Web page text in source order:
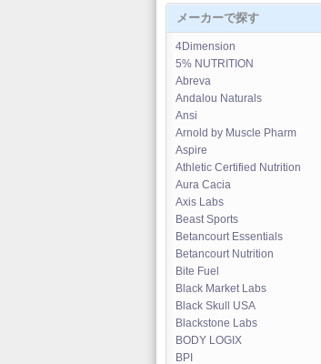
メーカーで探す
4Dimension
5% NUTRITION
Abreva
Andalou Naturals
Ansi
Arnold by Muscle Pharm
Aspire
Athletic Certified Nutrition
Aura Cacia
Axis Labs
Beast Sports
Betancourt Essentials
Betancourt Nutrition
Bite Fuel
Black Market Labs
Black Skull USA
Blackstone Labs
BODY LOGIX
BPI